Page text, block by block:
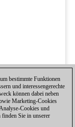
bestimmte Funktionen
und interessengerechte
können dabei neben
Marketing-Cookies
Cookies und
Sie in unserer